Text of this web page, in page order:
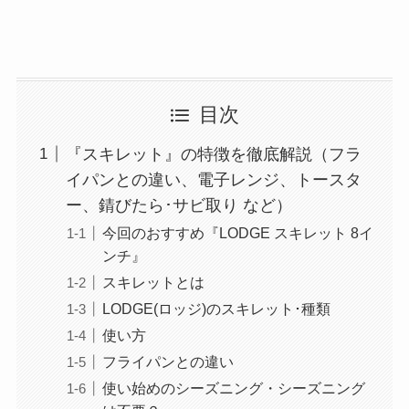
目次
『スキレット』の特徴を徹底解説（フラ
イパンとの違い、電子レンジ、トースタ
ー、錆びたら･サビ取り など）
今回のおすすめ『LODGE スキレット 8イ
ンチ』
スキレットとは
LODGE(ロッジ)のスキレット･種類
使い方
フライパンとの違い
使い始めのシーズニング・シーズニング